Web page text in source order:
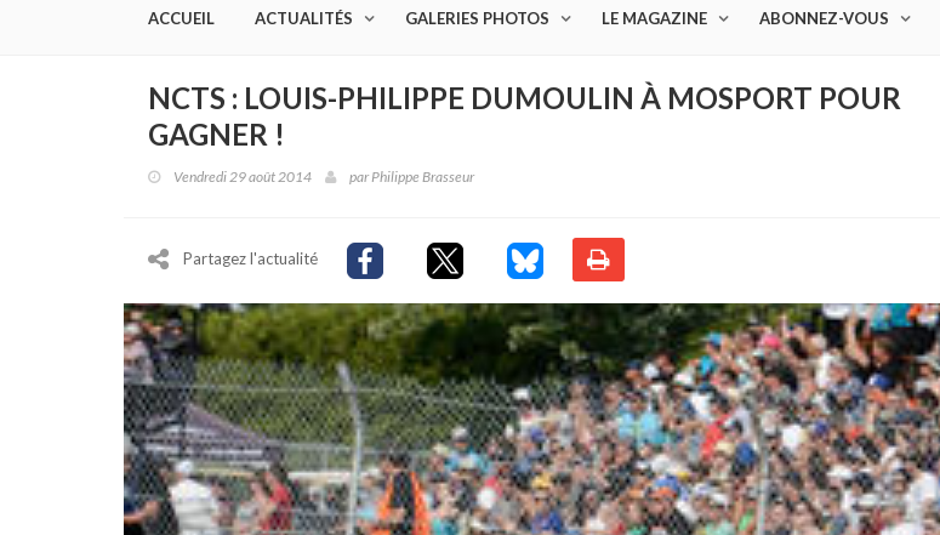
ACCUEIL ACTUALITÉS GALERIES PHOTOS LE MAGAZINE ABONNEZ-VOUS
NCTS : LOUIS-PHILIPPE DUMOULIN À MOSPORT POUR
GAGNER !
Vendredi 29 août 2014 parPhilippe Brasseur
Partagez l'actualité